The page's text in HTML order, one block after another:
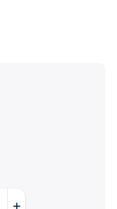
Produktes in den
Verkaufspreis